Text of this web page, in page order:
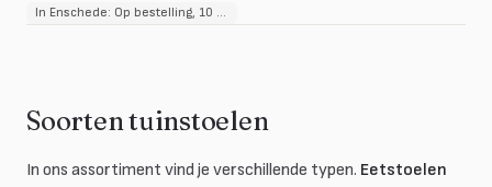
In Enschede: Op bestelling, 10 tot 12 weken levertijd
Soorten tuinstoelen
In ons assortiment vind je verschillende typen. Eetstoelen